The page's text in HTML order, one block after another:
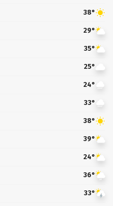
38°
29°
35°
25°
24°
33°
38°
39°
24°
36°
33°